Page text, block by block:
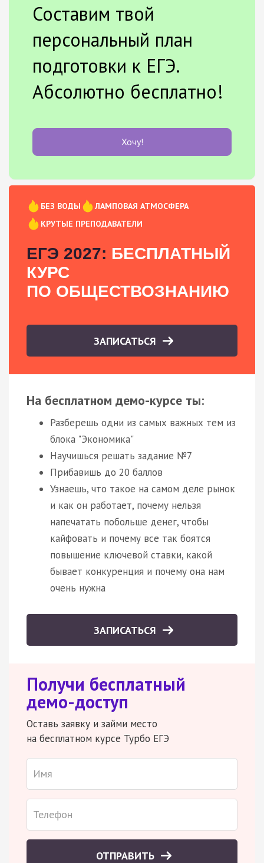
Составим твой
персональный план
подготовки к ЕГЭ.
Абсолютно бесплатно!
Хочу!
БЕЗ ВОДЫ
ЛАМПОВАЯ АТМОСФЕРА
КРУТЫЕ ПРЕПОДАВАТЕЛИ
ЕГЭ 2027: БЕСПЛАТНЫЙ
КУРС
ПО ОБЩЕСТВОЗНАНИЮ
ЗАПИСАТЬСЯ
На бесплатном демо-курсе ты:
Разберешь одни из самых важных тем из
блока "Экономика"
Научишься решать задание №7
Прибавишь до 20 баллов
Узнаешь, что такое на самом деле рынок
и как он работает, почему нельзя
напечатать побольше денег, чтобы
кайфовать и почему все так боятся
повышение ключевой ставки, какой
бывает конкуренция и почему она нам
очень нужна
ЗАПИСАТЬСЯ
Получи бесплатный
демо-доступ
Оставь заявку и займи место
на бесплатном курсе Турбо ЕГЭ
ОТПРАВИТЬ